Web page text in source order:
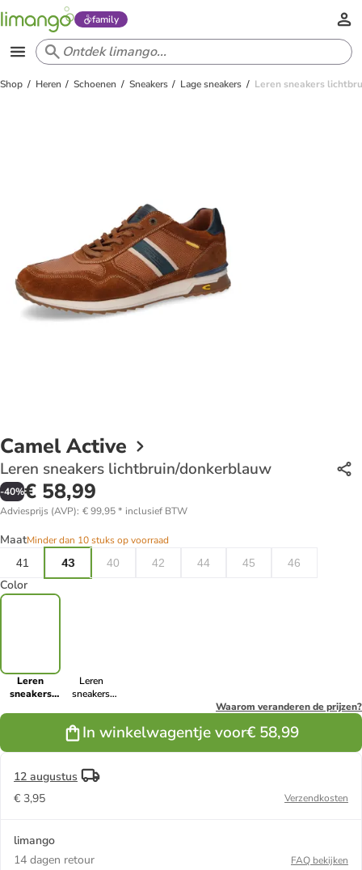
family
Shop Heren Schoenen Sneakers Lage sneakers Leren sneakers
Camel Active
Leren sneakers lichtbruin/donkerblauw
-40%€ 58,99
Adviesprijs (AVP): € 99,95* inclusief BTW
MaatMinder dan 10 stuks op voorraad
41
43 40 42 44 45 46
Color
Leren
sneakers
Leren
sneakers
Waarom veranderen de prijzen?
In winkelwagentje voor€ 58,99
12 augustus
€ 3,95
Verzendkosten
limango
14 dagen retour
FAQ bekijken